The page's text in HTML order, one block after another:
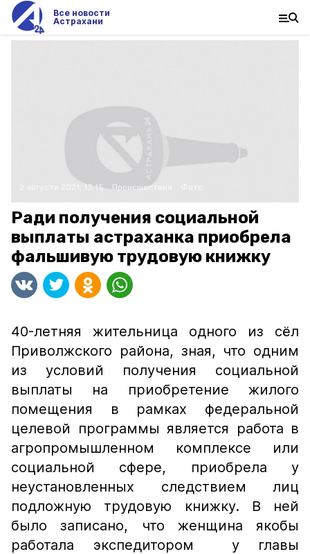
Все новости
Астрахани
2 августа 2021, 13:15 Происшествия
Ради получения социальной
выплаты астраханка приобрела
фальшивую трудовую книжку
40-летняя жительница одного из сёл
Приволжского района, зная, что одним
из условий получения социальной
выплаты на приобретение жилого
помещения в рамках федеральной
целевой программы является работа в
агропромышленном комплексе или
социальной сфере, приобрела у
неустановленных следствием лиц
подложную трудовую книжку. В ней
было записано, что женщина якобы
работала экспедитором у главы